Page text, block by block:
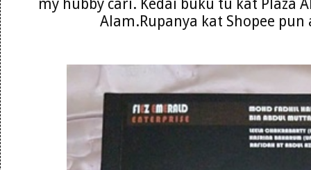
my hubby cari. Kedai buku tu kat Plaza
Alam.Rupanya kat Shopee pun